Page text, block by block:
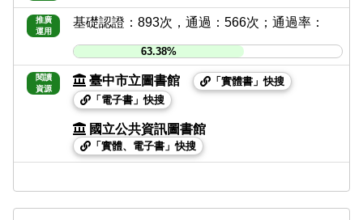
推廣
運用
基礎認證：893次，通過：566次；通過率：
63.38%
閱讀
資源
臺中市立圖書館
「實體書」快搜
「電子書」快搜
國立公共資訊圖書館
「實體、電子書」快搜